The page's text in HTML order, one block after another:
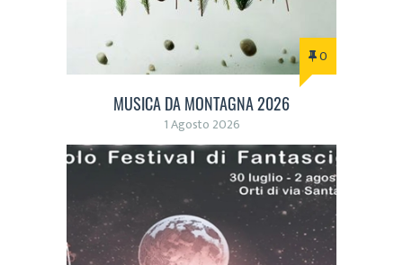
0
MUSICA DA MONTAGNA 2026
1 Agosto 2026